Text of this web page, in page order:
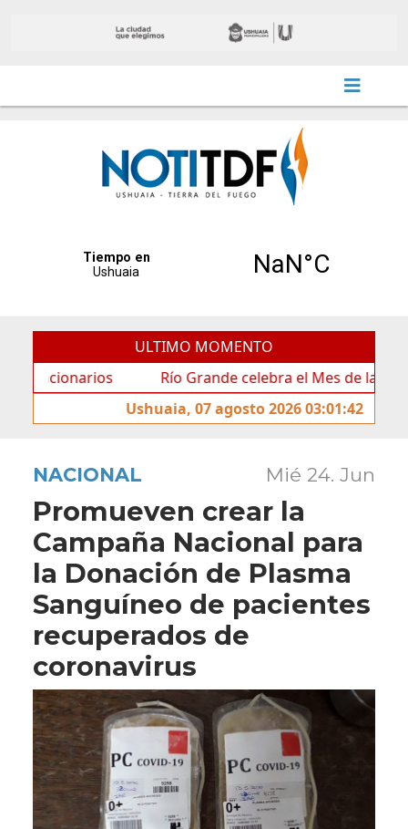
ULTIMO MOMENTO
Río Grande celebra el Mes de las
Ushuaia, 07 agosto 2026 03:01:42
NACIONAL Mié 24. Jun
Promueven crear la
Campaña Nacional para
la Donación de Plasma
Sanguíneo de pacientes
recuperados de
coronavirus